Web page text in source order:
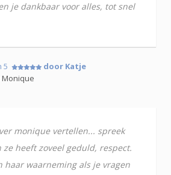
je dankbaar voor alles, tot snel
5
door Katje
monique vertellen... spreek
ze heeft zoveel geduld, respect.
haar waarneming als je vragen